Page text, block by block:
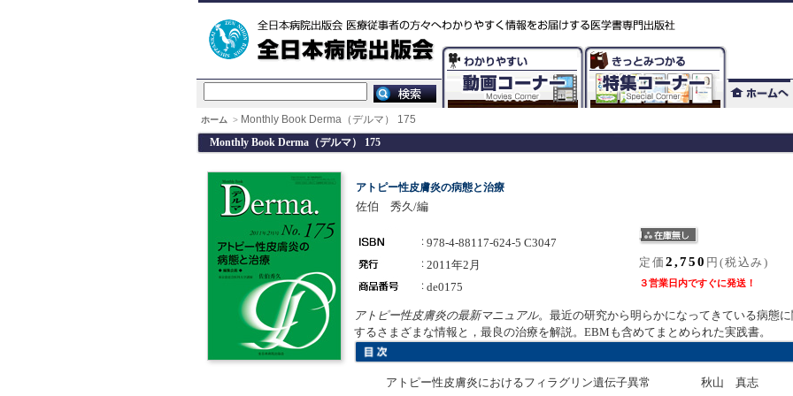
ホーム > Monthly Book Derma（デルマ） 175
Monthly Book Derma（デルマ） 175
アトピー性皮膚炎の病態と治療
佐伯 秀久/編
978-4-88117-624-5 C3047
2011年2月
de0175
定価 2,750 円(税込み)
３営業日内ですぐに発送！
アトピー性皮膚炎の最新マニュアル。最近の研究から明らかになってきている病態
するさまざまな情報と，最良の治療を解説。EBMも含めてまとめられた実践書。
アトピー性皮膚炎におけるフィラグリン遺伝子異常 秋山 真志